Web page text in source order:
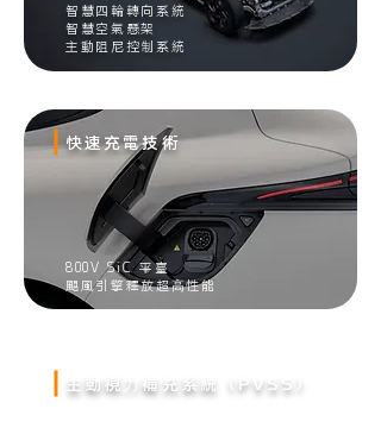
智慧四輪轉向系統
智慧空氣懸架
主動阻尼控制系統
800V SiC 平臺
颶風引擎釋放超⾼性能
快速充電技術
主動視⼒補充系統（PVSS）